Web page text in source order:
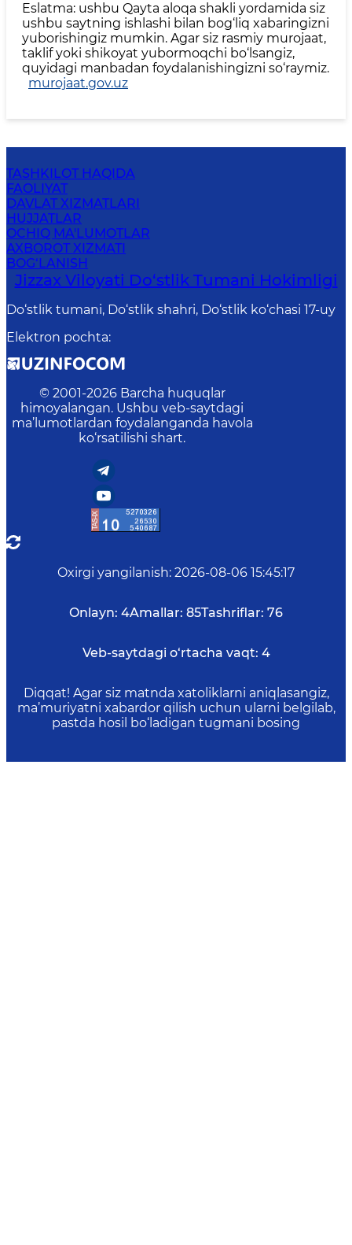
Eslatma: ushbu Qayta aloqa shakli yordamida siz
ushbu saytning ishlashi bilan bog‘liq xabaringizni
yuborishingiz mumkin. Agar siz rasmiy murojaat,
taklif yoki shikoyat yubormoqchi bo‘lsangiz,
quyidagi manbadan foydalanishingizni so‘raymiz.
murojaat.gov.uz
TASHKILOT HAQIDA
FAOLIYAT
DAVLAT XIZMATLARI
HUJJATLAR
OCHIQ MA'LUMOTLAR
AXBOROT XIZMATI
BOG‘LANISH
Jizzax Viloyati Do‘stlik Tumani Hokimligi
Do‘stlik tumani, Do‘stlik shahri, Do‘stlik ko‘chasi 17-uy
Elektron pochta:
© 2001-2026 Barcha huquqlar
himoyalangan. Ushbu veb-saytdagi
ma’lumotlardan foydalanganda havola
ko‘rsatilishi shart.
Oxirgi yangilanish: 2026-08-06 15:45:17
Onlayn: 4Amallar: 85Tashriflar: 76
Veb-saytdagi o‘rtacha vaqt: 4
Diqqat! Agar siz matnda xatoliklarni aniqlasangiz,
ma’muriyatni xabardor qilish uchun ularni belgilab,
pastda hosil bo‘ladigan tugmani bosing